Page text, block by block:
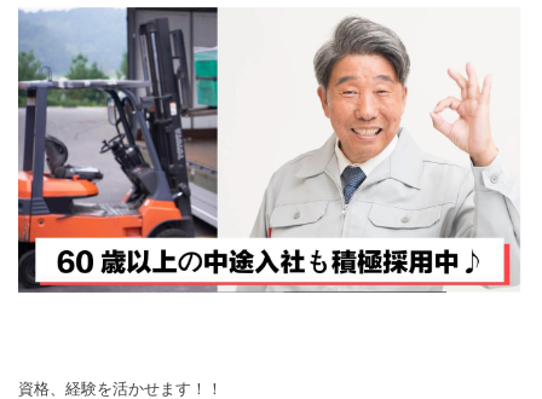
資格、経験を活かせます！！